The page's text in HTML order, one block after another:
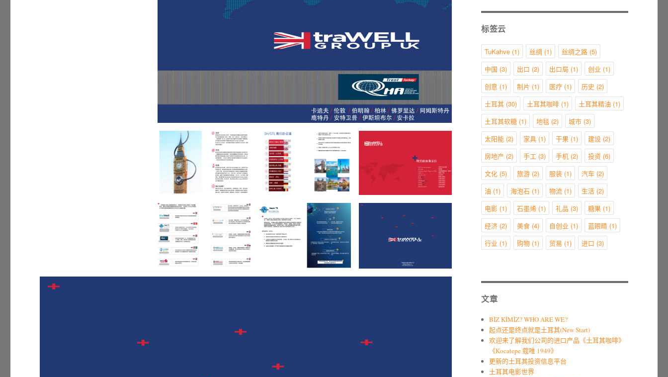
标签云
TuKahve(1) 丝绸 (1) 丝绸之路(5)
中国 (3) 出口 (2) 出口局 (1) 创业 (1)
创意 (1) 制片 (1) 医疗(1) 历史 (2)
土耳其(30) 土耳其咖啡(1) 土耳其精油 (1)
土耳其软糖(1) 地毯(2) 城市(3)
太阳能(2) 家具(1) 干果(1) 建设(2)
房地产 (2) 手工 (3) 手机(2) 投资 (6)
文化(5) 旅游(2) 服装(1) 汽车(2)
油 (1) 海泡石(1) 物流(1) 生活(2)
电影(1) 石墨烯(1) 礼品 (3) 糖果(1)
经济(2) 美食(4) 自创业 (1) 蓝眼睛(1)
行业 (1) 购物(1) 贸易 (1) 进口 (3)
文章
BİZ KİMİZ? WHO ARE WE?
起点还是终点就是土耳其(New Start)
欢迎来了解我们公司的进口产品《土耳其咖啡》
《Kocatepe 蔻唯 1949》
更新的土耳其投资信息平台
土耳其电影世界